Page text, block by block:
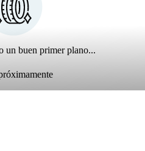
un buen primer plano...